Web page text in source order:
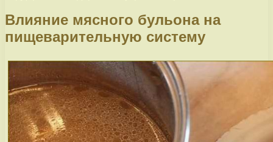
Влияние мясного бульона на
пищеварительную систему